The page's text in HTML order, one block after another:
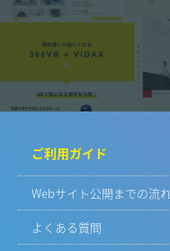
ご利用ガイド
Webサイト公開までの流れ
よくある質問